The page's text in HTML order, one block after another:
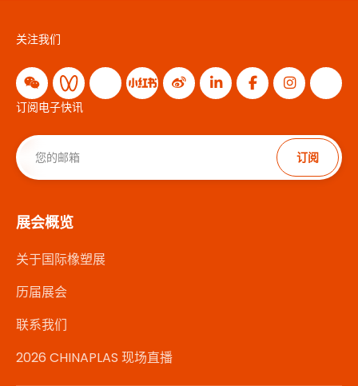
关注我们
订阅电子快讯
订阅
展会概览
关于国际橡塑展
历届展会
联系我们
2026 CHINAPLAS 现场直播